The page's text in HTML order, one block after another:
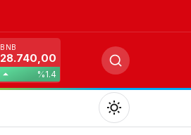
BNB
28.740,00
%1.4
Mod
değiştir